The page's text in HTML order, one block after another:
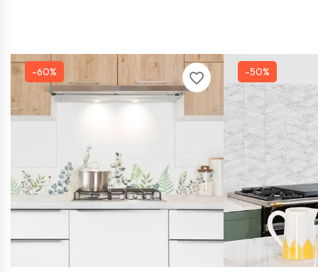
favorite_border
-60% -50%